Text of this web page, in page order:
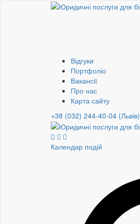
Відгуки
Портфоліо
Вакансії
Про нас
Карта сайту
+38 (032) 244-40-04 (Львів)
Календар подій